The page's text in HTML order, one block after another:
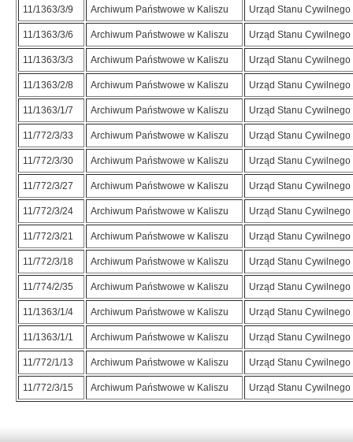
11/1363/3/9 Archiwum Państwowe w Kaliszu Urząd Stanu
11/1363/3/6 Archiwum Państwowe w Kaliszu Urząd Stanu
11/1363/3/3 Archiwum Państwowe w Kaliszu Urząd Stanu
11/1363/2/8 Archiwum Państwowe w Kaliszu Urząd Stanu
11/1363/1/7 Archiwum Państwowe w Kaliszu Urząd Stanu
11/772/3/33 Archiwum Państwowe w Kaliszu Urząd Stanu
11/772/3/30 Archiwum Państwowe w Kaliszu Urząd Stanu
11/772/3/27 Archiwum Państwowe w Kaliszu Urząd Stanu
11/772/3/24 Archiwum Państwowe w Kaliszu Urząd Stanu
11/772/3/21 Archiwum Państwowe w Kaliszu Urząd Stanu
11/772/3/18 Archiwum Państwowe w Kaliszu Urząd Stanu
11/774/2/35 Archiwum Państwowe w Kaliszu Urząd Stanu Cywilnego
11/1363/1/4 Archiwum Państwowe w Kaliszu Urząd Stanu
11/1363/1/1 Archiwum Państwowe w Kaliszu Urząd Stanu
11/772/1/13 Archiwum Państwowe w Kaliszu Urząd Stanu
11/772/3/15 Archiwum Państwowe w Kaliszu Urząd Stanu